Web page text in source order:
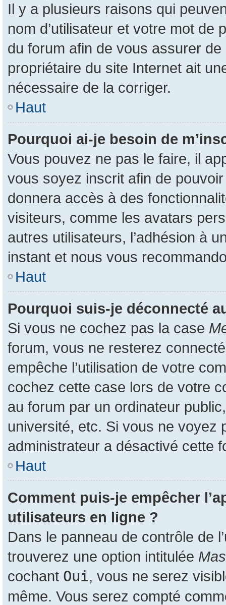
Il y a plusieurs raisons qui
nom d’utilisateur et votre mot de
du forum afin de vous assurer
propriétaire du site Internet ait
nécessaire de la corriger.
Haut
Pourquoi ai-je besoin de
Vous pouvez ne pas le faire, il
vous soyez inscrit afin de
donnera accès à des
visiteurs, comme les avatars
autres utilisateurs, l’adhésion à
instant et nous vous
Haut
Pourquoi suis-je déconnecté
Si vous ne cochez pas la case
forum, vous ne resterez
empêche l’utilisation de votre
cochez cette case lors de votre
au forum par un ordinateur
université, etc. Si vous ne voyez
administrateur a désactivé cette
Haut
Comment puis-je empêcher
utilisateurs en ligne ?
Dans le panneau de contrôle de
trouverez une option intitulée
cochant Oui, vous ne serez
même. Vous serez compté